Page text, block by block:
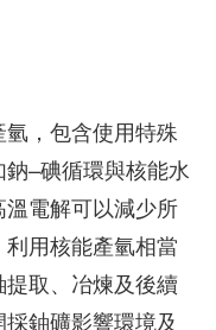
，包含使用特殊
–碘循環與核能水
電解可以減少所
用核能產氫相當
取、冶煉及後續
鈾礦影響環境及